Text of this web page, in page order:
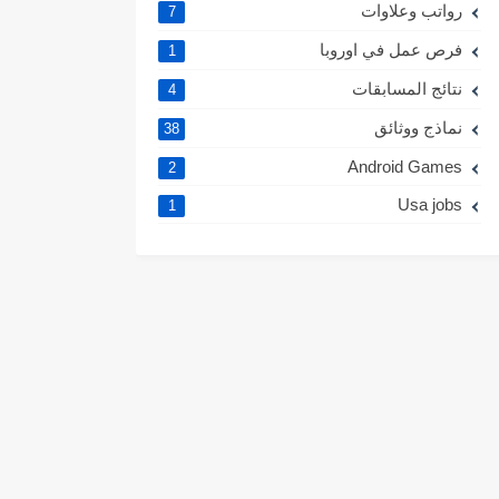
رواتب وعلاوات 7
فرص عمل في اوروبا 1
نتائج المسابقات 4
نماذج ووثائق 38
Android Games
2
Usa jobs
1